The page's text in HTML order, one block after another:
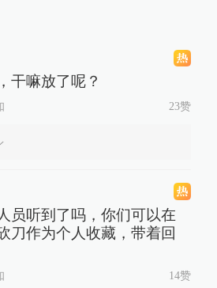
干嘛放了呢？
23赞
员听到了吗，你们可以在
刀作为个人收藏，带着回
14赞